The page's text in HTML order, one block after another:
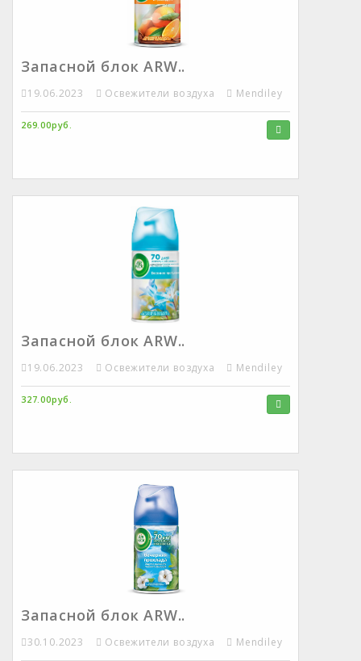
Запасной блок ARW..
19.06.2023 Освежители воздуха Mendiley
269.00руб.
Запасной блок ARW..
19.06.2023 Освежители воздуха Mendiley
327.00руб.
Запасной блок ARW..
30.10.2023 Освежители воздуха Mendiley